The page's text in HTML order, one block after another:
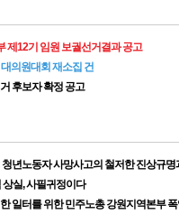
제12기 임원 보궐선거결과 공고
의원대회 재소집 건
후보자 확정 공고
년노동자 사망사고의 철저한 진상규
상실, 사필귀정이다
일터를 위한 민주노총 강원지역본부